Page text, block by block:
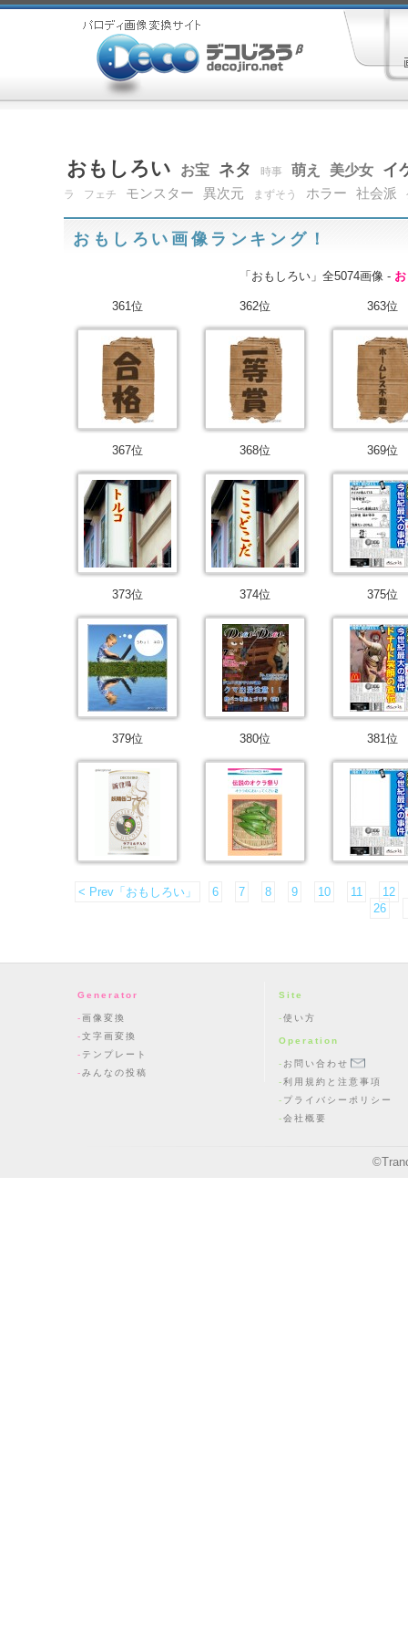
おもしろい お宝 ネタ 時事 萌え 美少女 イ
ラ フェチ モンスター 異次元 まずそう ホラー 社会派
おもしろい画像ランキング！
「おもしろい」全5074画像 -
361位 362位 363位
367位 368位 369位
373位 374位 375位
379位 380位 381位
< Prev「おもしろい」 6 7 8 9 10 11
12
26
Generator
画像変換
文字画変換
テンプレート
みんなの投稿
Site
使い方
Operation
お問い合わせ
利用規約と注意事項
プライバシーポリシー
会社概要
©